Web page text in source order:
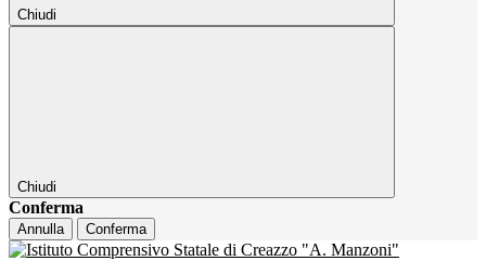
Chiudi
Chiudi
Conferma
Annulla Conferma